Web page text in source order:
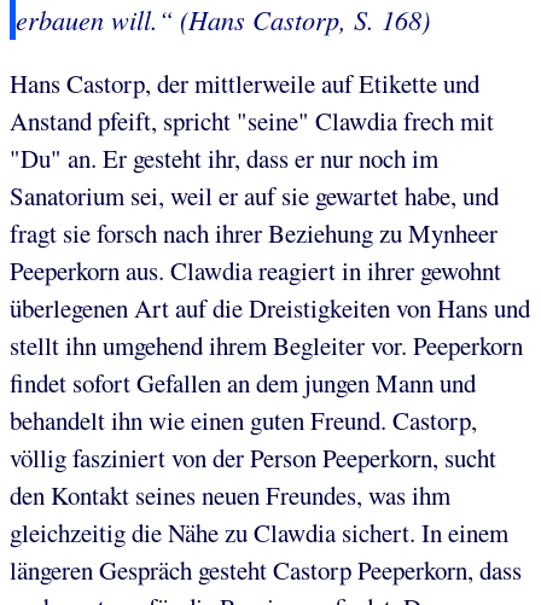
erbauen will.“ (Hans Castorp, S. 168)
Hans Castorp, der mittlerweile auf Etikette und
Anstand pfeift, spricht "seine" Clawdia frech mit
"Du" an. Er gesteht ihr, dass er nur noch im
Sanatorium sei, weil er auf sie gewartet habe, und
fragt sie forsch nach ihrer Beziehung zu Mynheer
Peeperkorn aus. Clawdia reagiert in ihrer gewohnt
überlegenen Art auf die Dreistigkeiten von Hans und
stellt ihn umgehend ihrem Begleiter vor. Peeperkorn
findet sofort Gefallen an dem jungen Mann und
behandelt ihn wie einen guten Freund. Castorp,
völlig fasziniert von der Person Peeperkorn, sucht
den Kontakt seines neuen Freundes, was ihm
gleichzeitig die Nähe zu Clawdia sichert. In einem
längeren Gespräch gesteht Castorp Peeperkorn, dass